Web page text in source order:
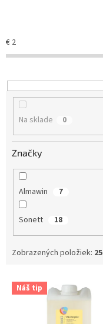
r
o
u
k
€ 2
Na sklade 0
Značky
Almawin 7
Sonett 18
Zobrazených položiek: 25
V Náš tip